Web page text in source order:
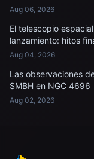
Aug 06, 2026
El telescopio
lanzamiento: hitos
Aug 04, 2026
Las observaciones
SMBH en NGC 4696
Aug 02, 2026